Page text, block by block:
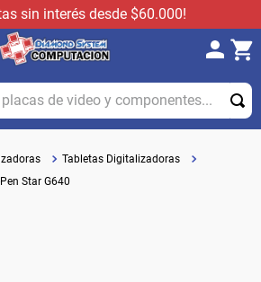
sin interés desde $60.000!
de video y componentes...
Tabletas Digitalizadoras
Star G640